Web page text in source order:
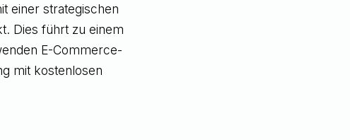
einer strategischen
Dies führt zu einem
E-Commerce-
mit kostenlosen